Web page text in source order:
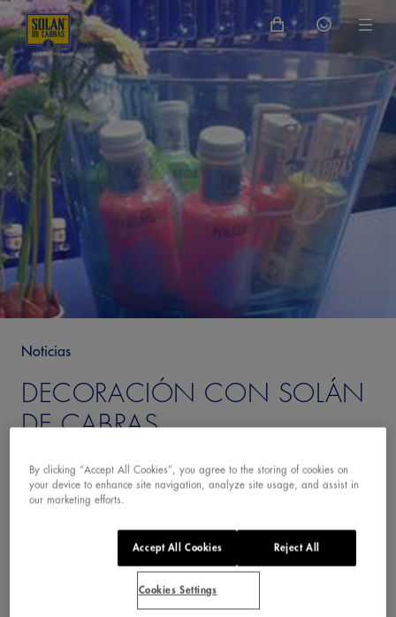
Noticias
DECORACIÓN CON SOLÁN
DE CABRAS
Por quinto año consecutivo, el madrileño
By clicking “Accept All Cookies”, you agree to the storing of cookies on
your device to enhance site navigation, analyze site usage, and assist in
our marketing efforts.
Reject All
Accept All Cookies
Cookies Settings